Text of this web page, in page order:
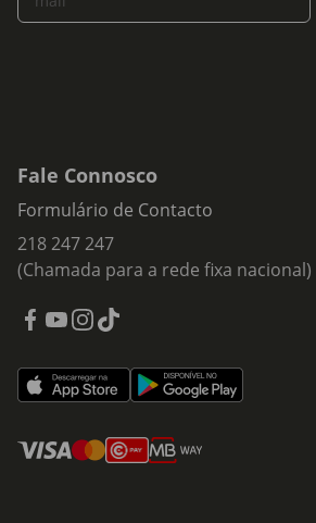
Fale Connosco
Formulário de Contacto
218 247 247
(Chamada para a rede fixa nacional)